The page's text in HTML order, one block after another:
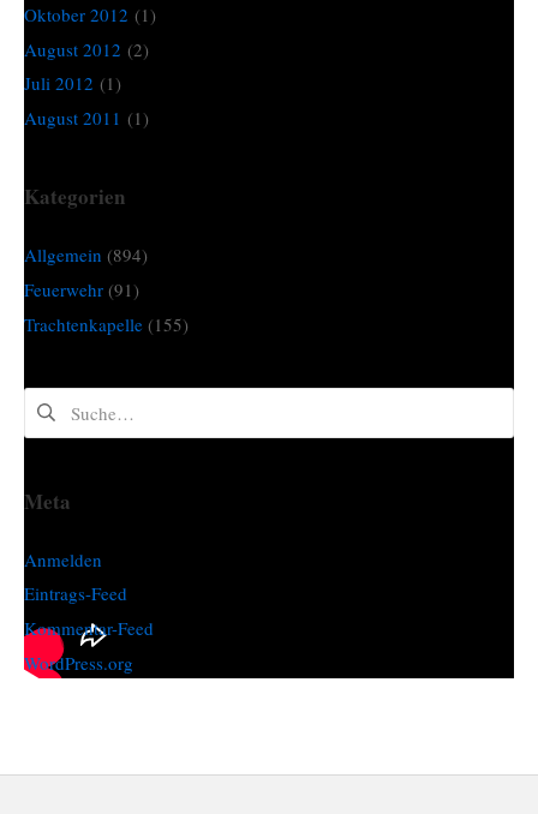
Oktober 2012 (1)
August 2012 (2)
Juli 2012 (1)
August 2011 (1)
Kategorien
Allgemein (894)
Feuerwehr (91)
Trachtenkapelle (155)
Suchen
nach:
Meta
Anmelden
Eintrags-Feed
Kommentar-Feed
WordPress.org